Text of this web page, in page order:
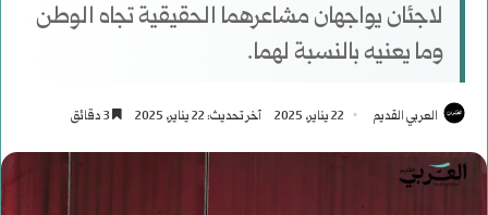
لاجئان يواجهان مشاعرهما الحقيقية تجاه الوطن
وما يعنيه بالنسبة لهما.
العربي القديم 22 يناير، 2025 آخر تحديث: 22 يناير، 2025